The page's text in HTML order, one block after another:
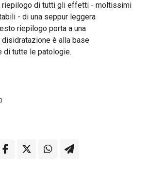
riepilogo di tutti gli effetti - moltissimi
- di una seppur leggera
riepilogo porta a una
è alla base
di tutte le patologie.